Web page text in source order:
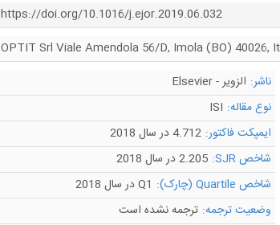
https://doi.org/10.1016/j.ejor.2019.06.032
OPTIT Srl Viale Amendola 56/D, Imola (BO) 40026,
ناشر: الزویر - Elsevier
نوع مقاله: ISI
ایمپکت فاکتور: 4.712 در سال 2018
شاخص SJR:
2.205 در سال 2018
شاخص Quartile (چارک):
Q1 در سال 2018
وضعیت ترجمه: ترجمه نشده است